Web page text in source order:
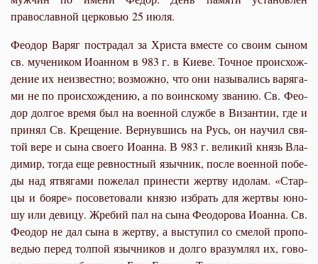
православной церковью 25 июля.
Феодор Варяг по­стра­дал за Хри­ста вме­сте со сво­им сы­ном
св. му­че­ни­ком Иоан­ном в 983 г. в Ки­е­ве. Точ­ное про­ис­хож­
де­ние их неиз­вест­но; воз­мож­но, что они на­зы­ва­лись ва­ря­га­
ми не по про­ис­хож­де­нию, а по во­ин­ско­му зва­нию. Св. Фе­о­
дор дол­гое вре­мя был на во­ен­ной служ­бе в Ви­зан­тии, где и
при­нял Св. Кре­ще­ние. Вер­нув­шись на Русь, он на­учил свя­
той ве­ре и сы­на сво­е­го Иоан­на. В 983 г. ве­ли­кий князь Вла­
ди­мир, то­гда еще рев­ност­ный языч­ник, по­сле во­ен­ной по­бе­
ды над ят­вя­га­ми по­же­лал при­не­сти жерт­ву идо­лам. «Стар­
цы и бо­яре» по­со­ве­то­ва­ли кня­зю из­брать для жерт­вы юно­
шу или де­ви­цу. Жре­бий пал на сы­на Фе­о­до­ро­ва Иоан­на. Св.
Фе­о­дор не дал сы­на в жерт­ву, а вы­сту­пил со сме­лой про­по­
ве­дью пе­ред тол­пой языч­ни­ков и дол­го вра­зум­лял их, го­во­